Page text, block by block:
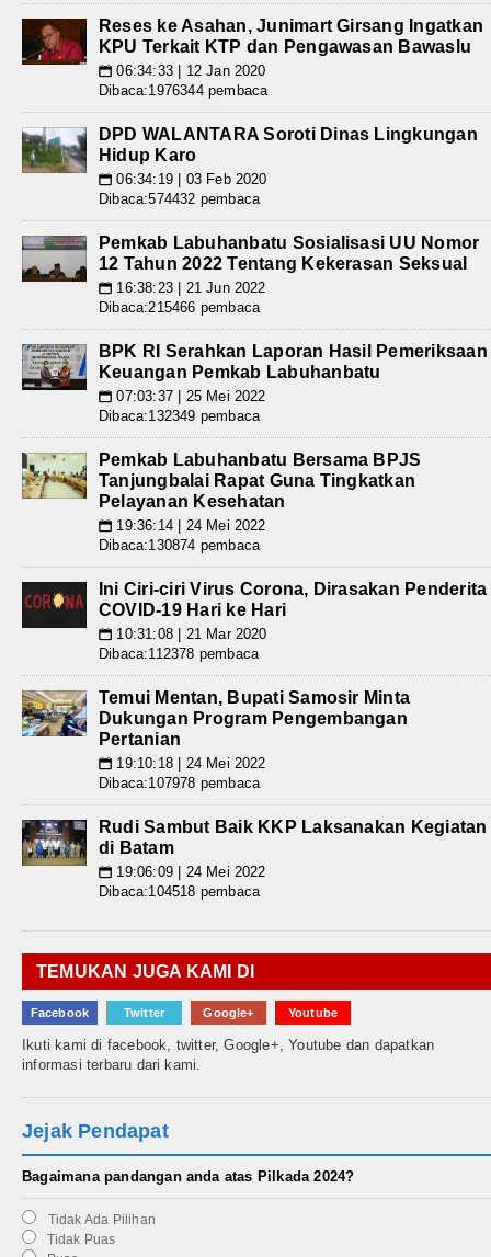
Reses ke Asahan, Junimart Girsang Ingatkan
KPU Terkait KTP dan Pengawasan Bawaslu
📅 06:34:33 | 12 Jan 2020
Dibaca:1976344 pembaca
DPD WALANTARA Soroti Dinas Lingkungan
Hidup Karo
📅 06:34:19 | 03 Feb 2020
Dibaca:574432 pembaca
Pemkab Labuhanbatu Sosialisasi UU Nomor
12 Tahun 2022 Tentang Kekerasan Seksual
📅 16:38:23 | 21 Jun 2022
Dibaca:215466 pembaca
BPK RI Serahkan Laporan Hasil Pemeriksaan
Keuangan Pemkab Labuhanbatu
📅 07:03:37 | 25 Mei 2022
Dibaca:132349 pembaca
Pemkab Labuhanbatu Bersama BPJS
Tanjungbalai Rapat Guna Tingkatkan
Pelayanan Kesehatan
📅 19:36:14 | 24 Mei 2022
Dibaca:130874 pembaca
Ini Ciri-ciri Virus Corona, Dirasakan Penderita
COVID-19 Hari ke Hari
📅 10:31:08 | 21 Mar 2020
Dibaca:112378 pembaca
Temui Mentan, Bupati Samosir Minta
Dukungan Program Pengembangan
Pertanian
📅 19:10:18 | 24 Mei 2022
Dibaca:107978 pembaca
Rudi Sambut Baik KKP Laksanakan Kegiatan
di Batam
📅 19:06:09 | 24 Mei 2022
Dibaca:104518 pembaca
TEMUKAN JUGA KAMI DI
Facebook Twitter Google+ Youtube
Ikuti kami di facebook, twitter, Google+, Youtube dan dapatkan
informasi terbaru dari kami.
Jejak Pendapat
Bagaimana pandangan anda atas Pilkada 2024?
Tidak Ada Pilihan
Tidak Puas